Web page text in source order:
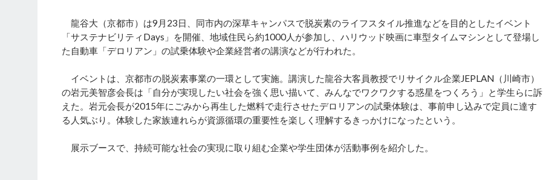
龍谷大（京都市）は9月23日、同市内の深草キャンパスで脱炭素のライフスタイル推進などを目的としたイベント
「サステナビリティDays」を開催、地域住民ら約1000人が参加し、ハリウッド映画に車型タイムマシンとして登場し
た自動車「デロリアン」の試乗体験や企業経営者の講演などが行われた。
イベントは、京都市の脱炭素事業の一環として実施。講演した龍谷大客員教授でリサイクル企業JEPLAN（川崎市）
の岩元美智彦会長は「自分が実現したい社会を強く思い描いて、みんなでワクワクする惑星をつくろう」と学生らに訴
えた。岩元会長が2015年にごみから再生した燃料で走行させたデロリアンの試乗体験は、事前申し込みで定員に達す
る人気ぶり。体験した家族連れらが資源循環の重要性を楽しく理解するきっかけになったという。
展示ブースで、持続可能な社会の実現に取り組む企業や学生団体が活動事例を紹介した。